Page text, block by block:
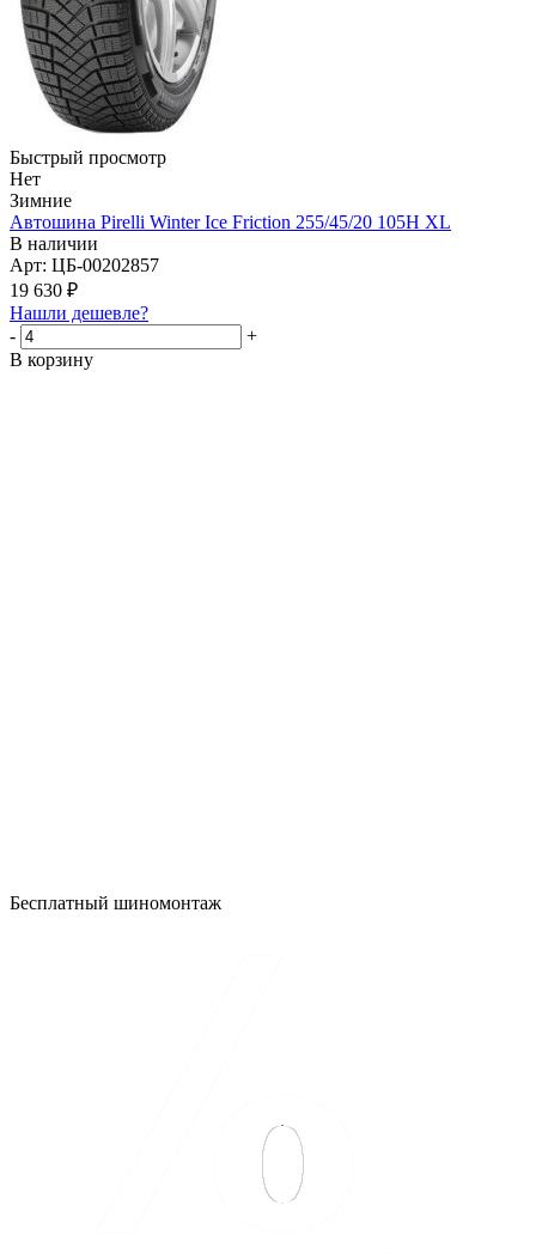
Быстрый просмотр
Нет
Зимние
Автошина Pirelli Winter Ice Friction 255/45/20 105Н XL
В наличии
Арт: ЦБ-00202857
19 630 ₽
Нашли дешевле?
-
+
В корзину
Бесплатный шиномонтаж